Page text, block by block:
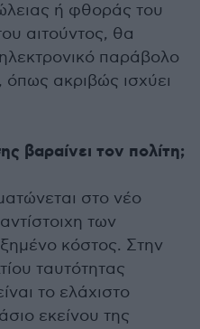
ή φθοράς του
αιτούντος, θα
παράβολο
ακριβώς ισχύει
βαραίνει τον πολίτη;
στο νέο
των
κόστος. Στην
ταυτότητας
το ελάχιστο
εκείνου της